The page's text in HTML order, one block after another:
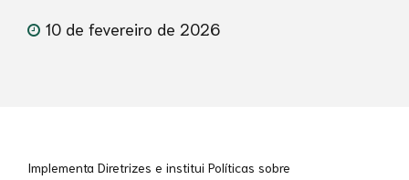
10 de fevereiro de 2026
Implementa Diretrizes e institui Políticas sobre